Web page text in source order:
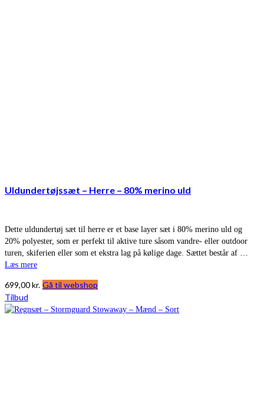
Uldundertøjssæt – Herre – 80% merino uld
Dette uldundertøj sæt til herre er et base layer sæt i 80% merino uld og
20% polyester, som er perfekt til aktive ture såsom vandre- eller outdoor
turen, skiferien eller som et ekstra lag på kølige dage. Sættet består af …
Læs mere
699,00kr. Gå til webshop
Tilbud